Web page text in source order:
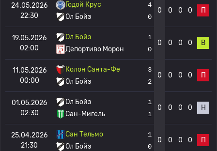
24.05.2026
22:30
Годой Крус
Ол Бойз
4
0
0 0 0 0 П
19.05.2026
02:00
Ол Бойз
Депортиво Морон
1
0
0 0 0 0 В
11.05.2026
00:00
Колон Санта-Фе
Ол Бойз
3
2
0 0 0 0 П
01.05.2026
02:30
Ол Бойз
Сан-Мигель
1
1
0 0 0 0 Н
25.04.2026
21:30
Сан Тельмо
Ол Бойз
1
0
0 0 0 0 П